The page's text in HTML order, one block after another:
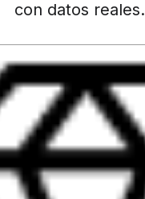
con datos reales.